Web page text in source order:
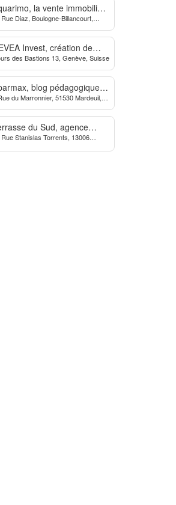
la vente immobilière
qui dynamise les
Rue Diaz, Boulogne-Billancourt,
Invest, création de
et domiciliation en
des Bastions 13, Genève, Suisse
blog pédagogique
les finances personnelles
du Marronnier, 51530 Mardeuil,
du Sud, agence
à Marseille
Rue Stanislas Torrents, 13006